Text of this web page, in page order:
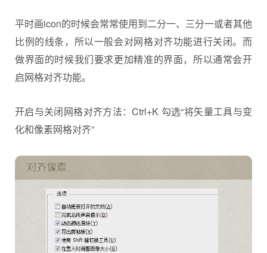
平时画icon的时候会常常使用到二分一、三分一或者其他
比例的线条，所以一般会对网格对齐功能进行关闭。而
做界面的时候我们要求更加精准的界面，所以通常会开
启网格对齐功能。
开启与关闭网格对齐方法：Ctrl+K 勾选“将矢量工具与变
化和像素网格对齐”